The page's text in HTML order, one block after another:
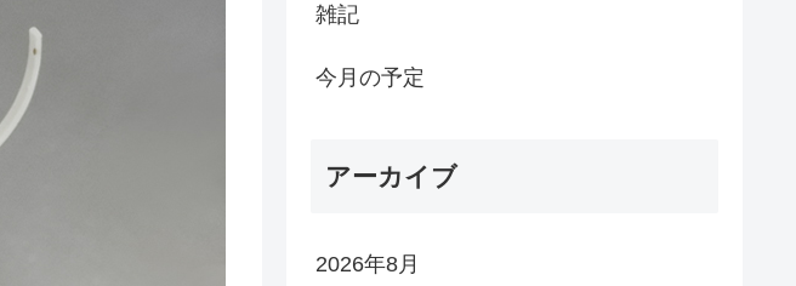
雑記
今月の予定
アーカイブ
2026年8月